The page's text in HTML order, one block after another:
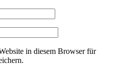
in diesem Browser für